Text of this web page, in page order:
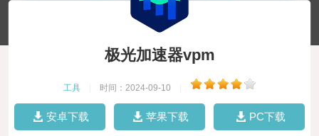
极光加速器vpm
工具 时间：2024-09-10
安卓下载 苹果下载 PC下载